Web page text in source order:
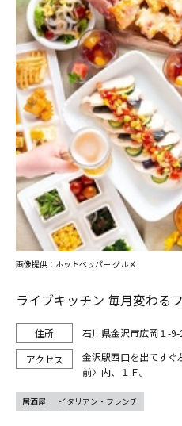
ライブキッチン 毎月変わる
石川県金沢市広岡１-
金沢駅西口を出てすぐ
前〉内、１Ｆ。
画像提供：ホットペッパー グルメ
居酒屋 イタリアン・フレンチ